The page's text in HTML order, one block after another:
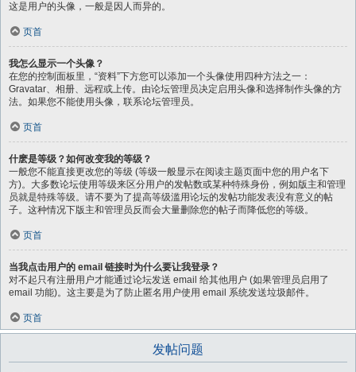
这是用户的头像，一般是因人而异的。
页首
我怎么显示一个头像？
在您的控制面板里，“资料”下方您可以添加一个头像使用四种方法之一：
Gravatar、相册、远程或上传。由论坛管理员决定启用头像和选择制作头像的方
法。如果您不能使用头像，联系论坛管理员。
页首
什麽是等级？如何改变我的等级？
一般您不能直接更改您的等级 (等级一般显示在阅读主题页面中您的用户名下
方)。大多数论坛使用等级来区分用户的发帖数或某种特殊身份，例如版主和管理
员就是特殊等级。请不要为了提高等级滥用论坛的发帖功能发表没有意义的帖
子。这种情况下版主和管理员反而会大量删除您的帖子而降低您的等级。
页首
当我点击用户的 email 链接时为什么要让我登录？
对不起只有注册用户才能通过论坛发送 email 给其他用户 (如果管理员启用了
email 功能)。这主要是为了防止匿名用户使用 email 系统发送垃圾邮件。
页首
发帖问题